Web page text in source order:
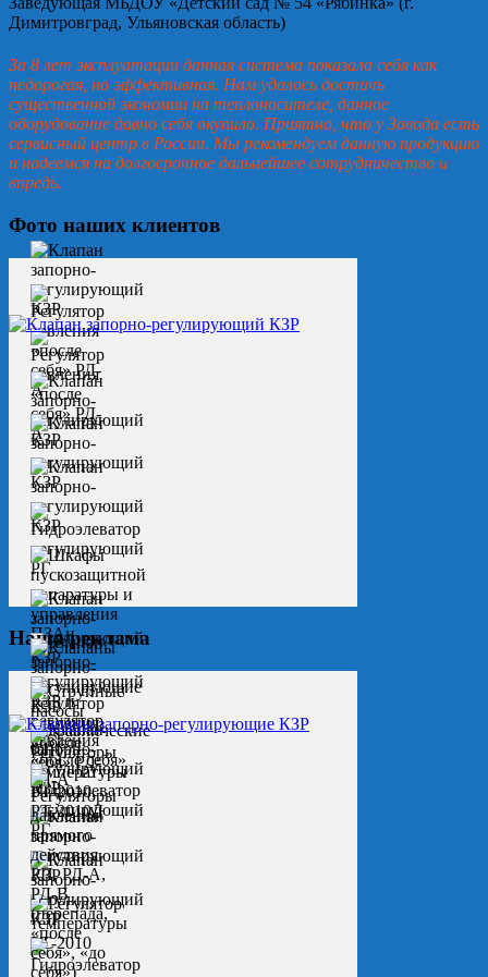
Димитровград, Ульяновская область)
За 8 лет эксплуатации данная система показала себя как
недорогая, но эффективная. Нам удалось достичь
существенной экономии на теплоносителе, данное
оборудование давно себя окупило. Приятно, что у Завода есть
сервисный центр в России. Мы рекомендуем данную продукцию
и надеемся на долгосрочное дальнейшее сотрудничество и
впредь.
Фото наших клиентов
Наша реклама